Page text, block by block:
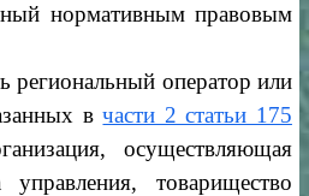
нормативным правовым
региональный оператор или
вчасти 2 статьи 175
осуществляющая
товарищество